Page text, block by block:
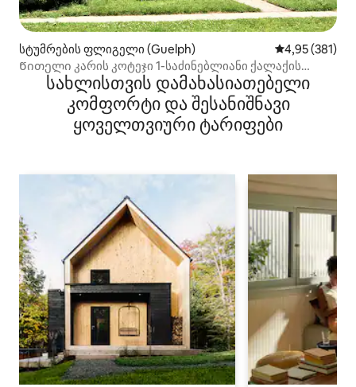
სტუმრების ფლიგელი (Guelph) საშუალო
4,95 (381)
Წითელი კარის კოტეჯი 1-საძინებლიანი ქალაქის
ცენტრშისახლისთვის დამახასიათებელი
კომფორტი და შესანიშნავი
ყოველთვიური ტარიფები